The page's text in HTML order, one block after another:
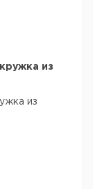
из
из